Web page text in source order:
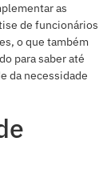
as
de funcionários
o que também
para saber até
da necessidade